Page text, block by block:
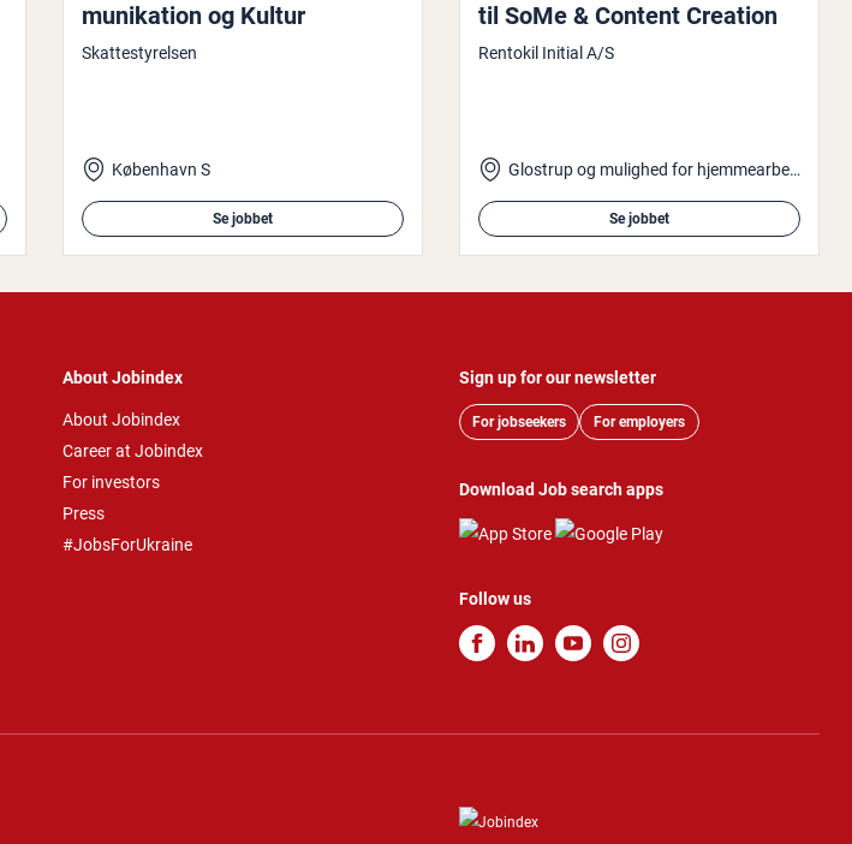
mu­ni­ka­tion og Kultur
Skattestyrelsen
København S
Se jobbet
til SoMe & Content Creation
Rentokil Initial A/S
Glostrup og mulighed for hjemmearbejde
Se jobbet
About Jobindex
About Jobindex
Career at Jobindex
For investors
Press
#JobsForUkraine
Sign up for our newsletter
For jobseekers For employers
Download Job search apps
Follow us